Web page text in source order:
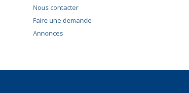
Nous contacter
Faire une demande
Annonces